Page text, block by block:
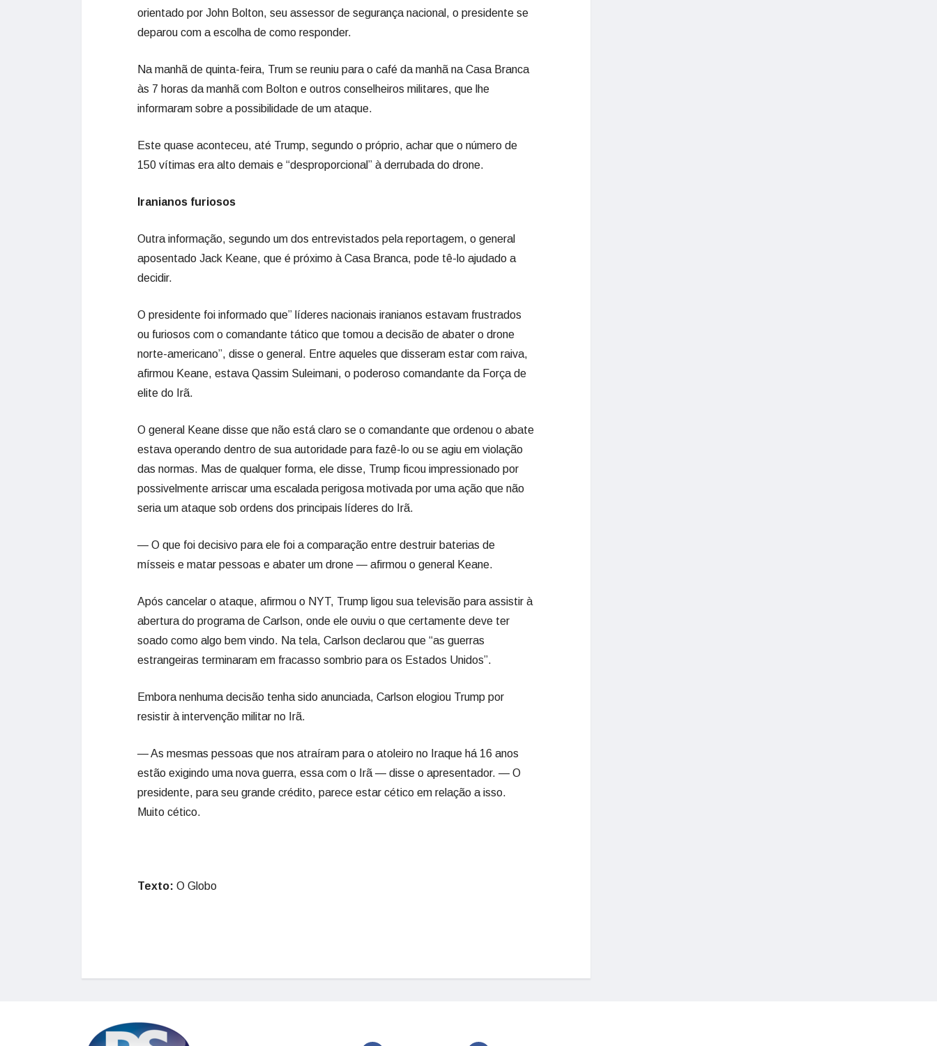
orientado por John Bolton, seu assessor de segurança nacional, o presidente se
deparou com a escolha de como responder.
Na manhã de quinta-feira, Trum se reuniu para o café da manhã na Casa Branca
às 7 horas da manhã com Bolton e outros conselheiros militares, que lhe
informaram sobre a possibilidade de um ataque.
Este quase aconteceu, até Trump, segundo o próprio, achar que o número de
150 vítimas era alto demais e “desproporcional” à derrubada do drone.
Iranianos furiosos
Outra informação, segundo um dos entrevistados pela reportagem, o general
aposentado Jack Keane, que é próximo à Casa Branca, pode tê-lo ajudado a
decidir.
O presidente foi informado que” líderes nacionais iranianos estavam frustrados
ou furiosos com o comandante tático que tomou a decisão de abater o drone
norte-americano”, disse o general. Entre aqueles que disseram estar com raiva,
afirmou Keane, estava Qassim Suleimani, o poderoso comandante da Força de
elite do Irã.
O general Keane disse que não está claro se o comandante que ordenou o abate
estava operando dentro de sua autoridade para fazê-lo ou se agiu em violação
das normas. Mas de qualquer forma, ele disse, Trump ficou impressionado por
possivelmente arriscar uma escalada perigosa motivada por uma ação que não
seria um ataque sob ordens dos principais líderes do Irã.
— O que foi decisivo para ele foi a comparação entre destruir baterias de
mísseis e matar pessoas e abater um drone — afirmou o general Keane.
Após cancelar o ataque, afirmou o NYT, Trump ligou sua televisão para assistir à
abertura do programa de Carlson, onde ele ouviu o que certamente deve ter
soado como algo bem vindo. Na tela, Carlson declarou que “as guerras
estrangeiras terminaram em fracasso sombrio para os Estados Unidos”.
Embora nenhuma decisão tenha sido anunciada, Carlson elogiou Trump por
resistir à intervenção militar no Irã.
— As mesmas pessoas que nos atraíram para o atoleiro no Iraque há 16 anos
estão exigindo uma nova guerra, essa com o Irã — disse o apresentador. — O
presidente, para seu grande crédito, parece estar cético em relação a isso.
Muito cético.
Texto: O Globo